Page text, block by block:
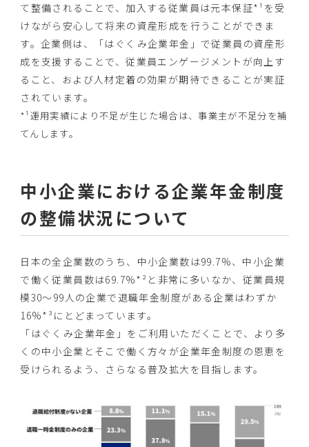
て整備されることで、加入する従業員は元本保証*¹を受
けながら安心して将来の資産形成を行うことができま
す。企業側は、「はぐくみ企業年金」で従業員の資産形
成を支援することで、従業員エンゲージメントが向上す
ること、および人材定着の効果が期待できることが実証
されています。
*¹運用実績により不足が生じた場合は、事業主が不足分を補
てんします。
中小企業における企業年金制度
の整備状況について
日本の全企業数のうち、中小企業数は99.7%、中小企業
で働く従業員数は69.7%*²と非常に多いなか、従業員規
模30～99人の企業で退職年金制度がある企業はわずか
16%*³にとどまっています。
「はぐくみ企業年金」をご利用いただくことで、より多
くの中小企業とそこで働く方々が企業年金制度の恩恵を
受けられるよう、さらなる普及拡大を目指します。